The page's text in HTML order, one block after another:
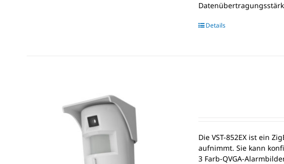
Details
Die VST-852EX ist ein
aufnimmt. Sie kann
3 Farb-QVGA-